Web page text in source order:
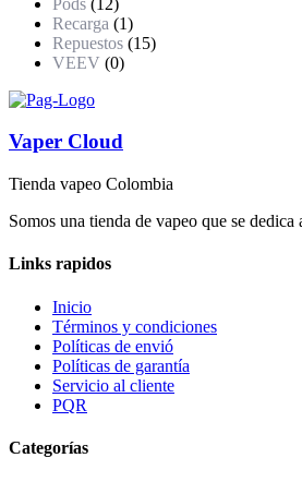
Recarga (1)
Repuestos (15)
VEEV (0)
Vaper Cloud
Tienda vapeo Colombia
Somos una tienda de vapeo que se
Links rapidos
Inicio
Términos y condiciones
Políticas de envió
Políticas de garantía
Servicio al cliente
PQR
Categorías